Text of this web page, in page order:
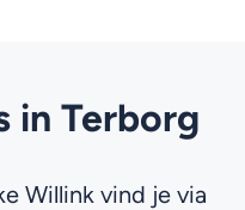
in Terborg
Willink vind je via